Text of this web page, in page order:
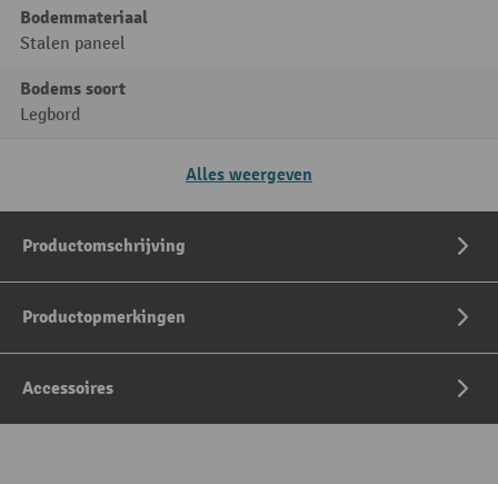
Bodemmateriaal
Stalen paneel
Bodems soort
Legbord
Alles weergeven
Productomschrijving
Productopmerkingen
Accessoires